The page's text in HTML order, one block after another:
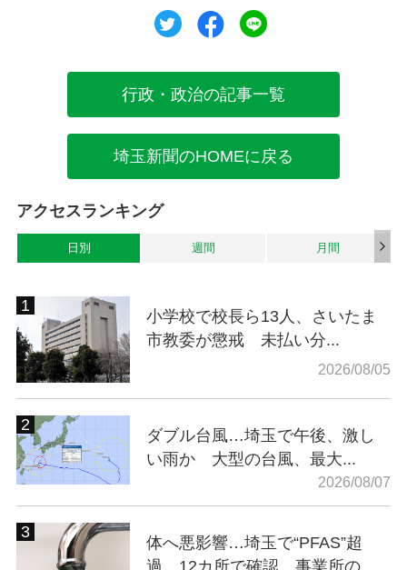
ツイートシェア
行政・政治の記事一覧
埼玉新聞のHOMEに戻る
アクセスランキング
日別 週間 月間
小学校で校長ら13人、さいたま
市教委が懲戒 未払い分...
2026/08/05
ダブル台風…埼玉で午後、激し
い雨か 大型の台風、最大...
2026/08/07
体へ悪影響…埼玉で“PFAS”超